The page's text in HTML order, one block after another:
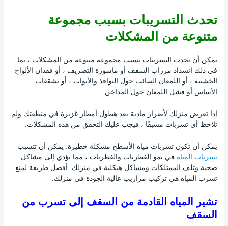
تحدث التسريبات بسبب مجموعة
متنوعة من المشكلات
يمكن أن تحدث التسريبات بسبب مجموعة متنوعة من المشكلات ، بما
في ذلك انسداد مزراب السقف أو ماسورة التصريف ، أو فقدان الألواح
الخشبية ، أو اللمعان السائب حول النوافذ والأبواب ، أو تشققات
الأساس أو فشل اللمعان حول المداخن.
إذا تعرض منزلك لأضرار مادية بعد هطول أمطار غزيرة في منطقتك ولم
تلاحظ أي تسربات مسبقًا ، فيجب عليك التحقق من هذه المشكلات.
يمكن أن تكون تسربات مياه الأسطح مشكلة خطيرة. يمكن أن تتسبب
تسربات المياه في نمو الفطريات والفطريات ، مما يؤدي إلى مشاكل
صحية وتلف الممتلكات ومشاكل هيكلية في منزلك. أفضل طريقة لمنع
تسرب المياه هي تركيب مزاريب عالية الجودة في منزلك.
تشير المياه القادمة من السقف إلى تسرب من
السقف